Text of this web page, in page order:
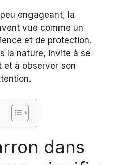
engageant, la
vue comme un
et de protection.
la nature, invite à se
et à observer son
dans